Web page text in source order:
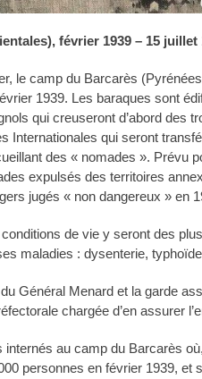
février 1939 – 15 juillet
le camp du Barcarès
1939. Les baraques sont
qui creuseront d’abord des
Internationales qui seront
des « nomades ». Prévu
expulsés des territoires
jugés « non dangereux » en
de vie y seront des
maladies : dysenterie,
Général Menard et la garde
chargée d’en assurer
au camp du Barcarès
personnes en février 1939, et